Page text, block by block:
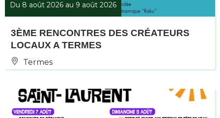
Du 8 août 2026 au 9 août 2026
3ÈME RENCONTRES DES CRÉATEURS
LOCAUX A TERMES
Termes